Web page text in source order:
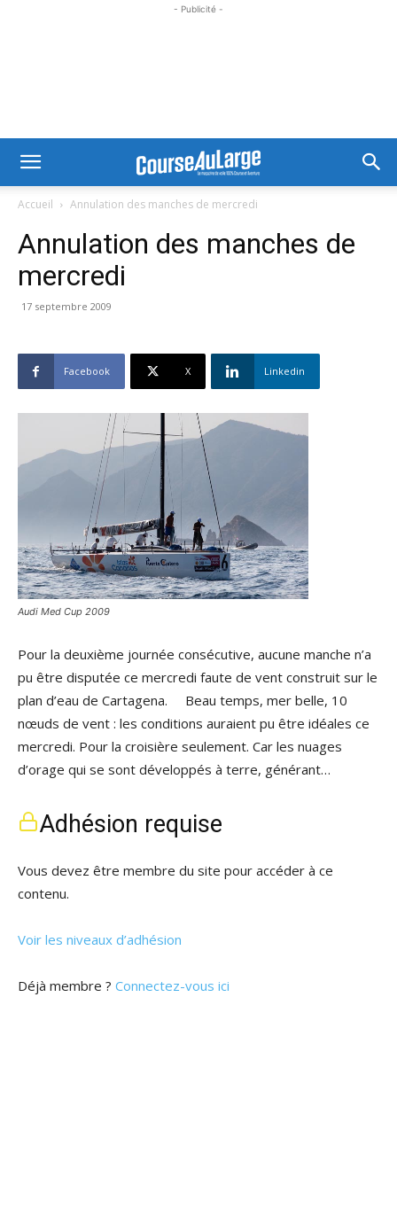
- Publicité -
Accueil Annulation des manches de mercredi
Annulation des manches de
mercredi
17 septembre 2009
Facebook X Linkedin
Audi Med Cup 2009
Pour la deuxième journée consécutive, aucune manche n’a
pu être disputée ce mercredi faute de vent construit sur le
plan d’eau de Cartagena. Beau temps, mer belle, 10
nœuds de vent : les conditions auraient pu être idéales ce
mercredi. Pour la croisière seulement. Car les nuages
d’orage qui se sont développés à terre, générant…
Adhésion requise
Vous devez être membre du site pour accéder à ce
contenu.
Voir les niveaux d’adhésion
Déjà membre ? Connectez-vous ici